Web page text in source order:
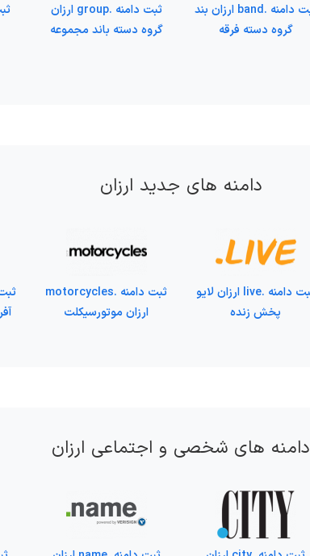
ثبت دامنه .band ارزان بند
گروه دسته فرقه
ثبت دامنه .group ارزان
گروه دسته باند مجموعه
دامنه های جدید ارزان
ثبت دامنه .live ارزان لایو
پخش زنده
ثبت دامنه .motorcycles
ارزان موتورسیکلت
دامنه های شخصی و اجتماعی ارزان